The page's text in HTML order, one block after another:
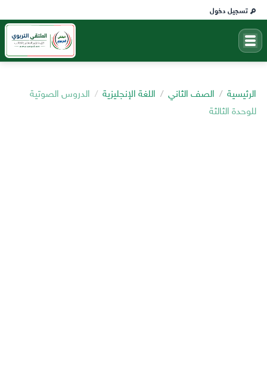
تسجيل دخول
الرئيسية الصف الثاني اللغة الإنجليزية
الدروس الصوتية
للوحدة الثالثة